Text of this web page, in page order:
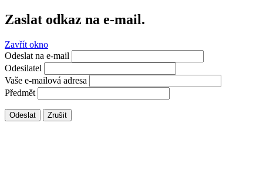
Zaslat odkaz na e-mail.
Zavřít okno
Odeslat na e-mail
Odesilatel
Vaše e-mailová adresa
Předmět
Odeslat Zrušit